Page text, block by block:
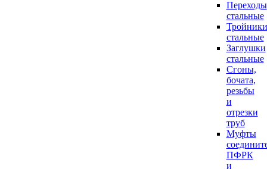
Переходы
стальные
Тройники
стальные
Заглушки
стальные
Сгоны,
бочата,
резьбы
и
отрезки
труб
Муфты
ПФРК
и